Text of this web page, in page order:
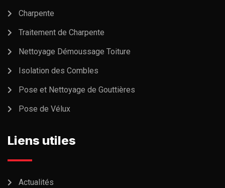
Charpente
Traitement de Charpente
Nettoyage Démoussage Toiture
Isolation des Combles
Pose et Nettoyage de Gouttières
Pose de Vélux
Liens utiles
Actualités